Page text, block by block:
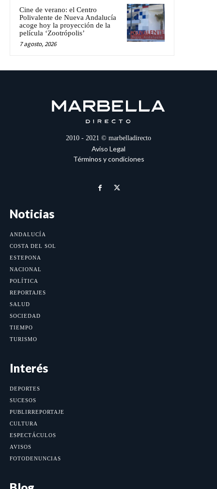
Cine de verano: el Centro
Polivalente de Nueva Andalucía
acoge hoy la proyección de la
película ‘Zootrópolis’
7 agosto, 2026
2010 - 2021 © marbelladirecto
Aviso Legal
Términos y condiciones
Noticias
ANDALUCÍA
COSTA DEL SOL
ESTEPONA
NACIONAL
POLÍTICA
REPORTAJES
SALUD
SOCIEDAD
TIEMPO
TURISMO
Interés
DEPORTES
SUCESOS
PUBLIRREPORTAJE
CULTURA
ESPECTÁCULOS
AVISOS
FOTODENUNCIAS